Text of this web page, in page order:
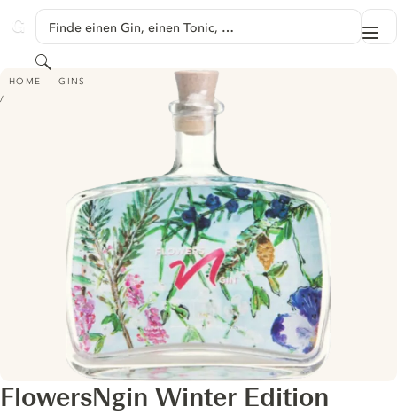
GINVENTORY
Finde einen Gin, einen Tonic, …
Suchen
HOME GINS
FLOWERSNGIN WINTER EDITION
FlowersNgin Winter Edition